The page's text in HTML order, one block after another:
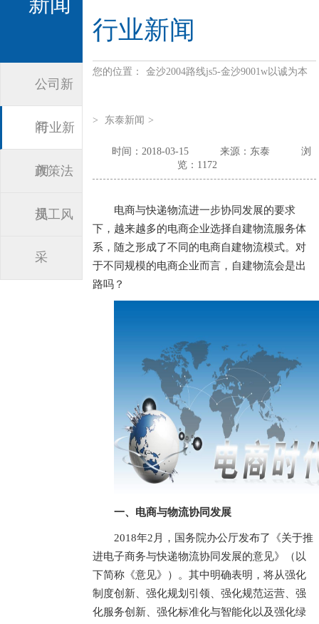
公司新
闻
行业新
闻
政策法
规
员工风
采
行业新闻
您的位置： 金沙2004路线js5-金沙9001w以诚为本
> 东泰新闻 >
时间：2018-03-15 来源：东泰
浏
览：1172
电商与快递物流进一步协同发展的要求
下，越来越多的电商企业选择自建物流服务体
系，随之形成了不同的电商自建物流模式。对
于不同规模的电商企业而言，自建物流会是出
路吗？
一、电商与物流协同发展
2018年2月，国务院办公厅发布了《关于推
进电子商务与快递物流协同发展的意见》（以
下简称《意见》）。其中明确表明，将从强化
制度创新、强化规划引领、强化规范运营、强
化服务创新、强化标准化与智能化以及强化绿